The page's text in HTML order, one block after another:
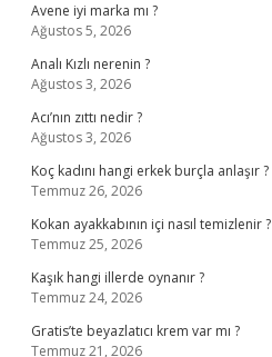
Avene iyi marka mı ?
Ağustos 5, 2026
Analı Kızlı nerenin ?
Ağustos 3, 2026
Acı’nın zıttı nedir ?
Ağustos 3, 2026
Koç kadını hangi erkek burçla anlaşır ?
Temmuz 26, 2026
Kokan ayakkabının içi nasıl temizlenir ?
Temmuz 25, 2026
Kaşık hangi illerde oynanır ?
Temmuz 24, 2026
Gratis’te beyazlatıcı krem var mı ?
Temmuz 21, 2026